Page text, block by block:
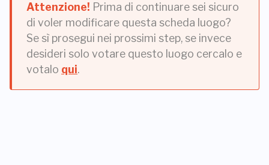
Attenzione! Prima di continuare sei sicuro
di voler modificare questa scheda luogo?
Se sì prosegui nei prossimi step, se invece
desideri solo votare questo luogo cercalo e
votalo qui.